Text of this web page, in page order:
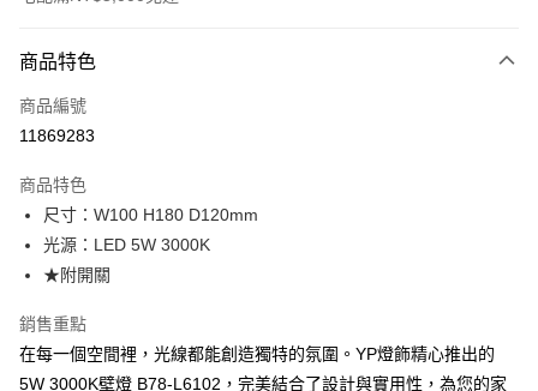
信用卡一次付款
LINE Pay
街口支付
悠遊付
全盈+PAY
AFTEE先享後付
商品特色
商品編號
11869283
商品特色
尺寸：W100 H180 D120mm
光源：LED 5W 3000K
★附開關
銷售重點
在每一個空間裡，光線都能創造獨特的氛圍。YP燈飾精心推出的
5W 3000K壁燈 B78-L6102，完美結合了設計與實用性，為您的家